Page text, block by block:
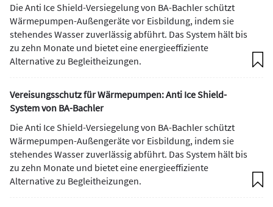
Die Anti Ice Shield-Versiegelung von BA-Bachler schützt
Wärmepumpen-Außengeräte vor Eisbildung, indem sie
stehendes Wasser zuverlässig abführt. Das System hält bis
zu zehn Monate und bietet eine energieeffiziente
Alternative zu Begleitheizungen.
Vereisungsschutz für Wärmepumpen: Anti Ice Shield-
System von BA-Bachler
Die Anti Ice Shield-Versiegelung von BA-Bachler schützt
Wärmepumpen-Außengeräte vor Eisbildung, indem sie
stehendes Wasser zuverlässig abführt. Das System hält bis
zu zehn Monate und bietet eine energieeffiziente
Alternative zu Begleitheizungen.